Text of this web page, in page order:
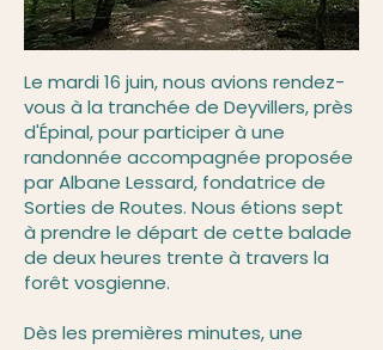
Le mardi 16 juin, nous avions rendez-
vous à la tranchée de Deyvillers, près
d'Épinal, pour participer à une
randonnée accompagnée proposée
par Albane Lessard, fondatrice de
Sorties de Routes. Nous étions sept
à prendre le départ de cette balade
de deux heures trente à travers la
forêt vosgienne.
Dès les premières minutes, une